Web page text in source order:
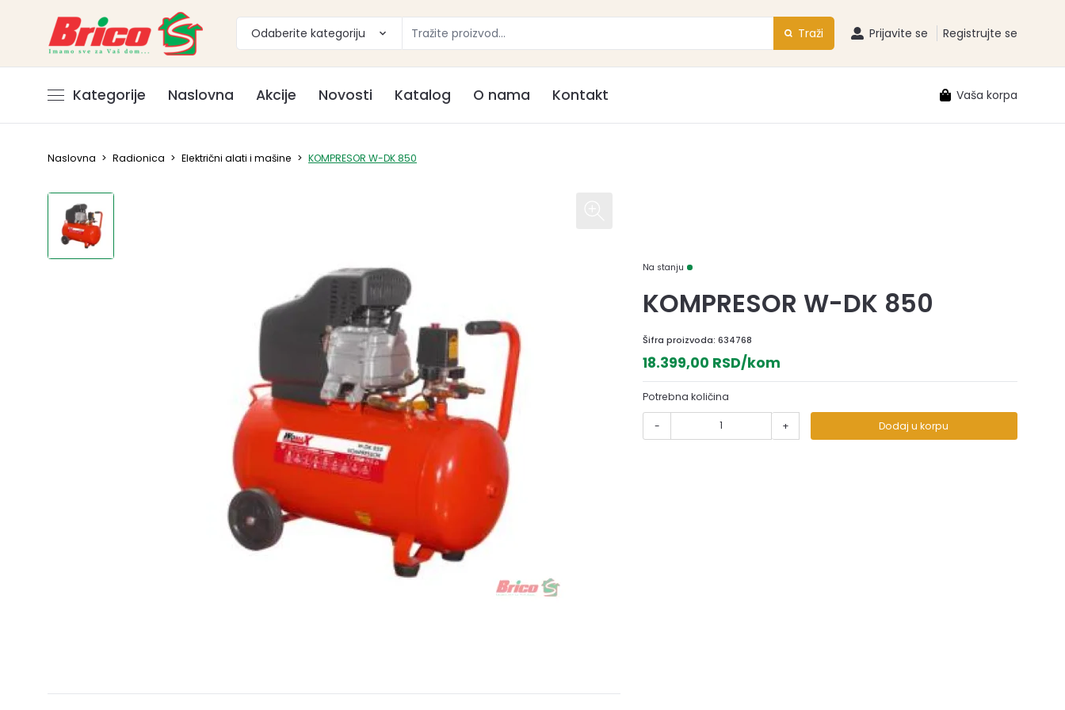
Odaberite kategoriju Traži Prijavite se Registrujte se
Kategorije Naslovna Akcije Novosti Katalog O nama Kontakt Vaša korpa
Naslovna > Radionica > Električni alati i mašine > KOMPRESOR W-DK 850
Na stanju
KOMPRESOR W-DK 850
Šifra proizvoda:634768
18.399,00 RSD/kom
Potrebna količina
- + Dodaj u korpu